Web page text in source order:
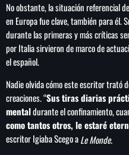
Milei celebra
XIV en
Federación
Infantino en
de FIFA
No obstante, la situación referencial
en Europa fue clave, también para él.
durante las primeras y más críticas
por Italia sirvieron de marco de
el español.
Nadie olvida cómo este escritor trató
creaciones. “Sus tiras diarias
mentaldurante el confinamiento,
como tantos otros, le estaré
escritor Igiaba Scego aLe Monde.